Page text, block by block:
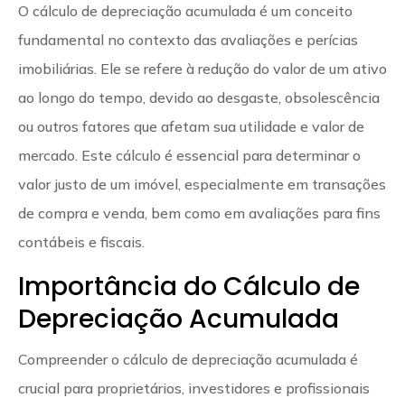
O cálculo de depreciação acumulada é um conceito
fundamental no contexto das avaliações e perícias
imobiliárias. Ele se refere à redução do valor de um ativo
ao longo do tempo, devido ao desgaste, obsolescência
ou outros fatores que afetam sua utilidade e valor de
mercado. Este cálculo é essencial para determinar o
valor justo de um imóvel, especialmente em transações
de compra e venda, bem como em avaliações para fins
contábeis e fiscais.
Importância do Cálculo de
Depreciação Acumulada
Compreender o cálculo de depreciação acumulada é
crucial para proprietários, investidores e profissionais